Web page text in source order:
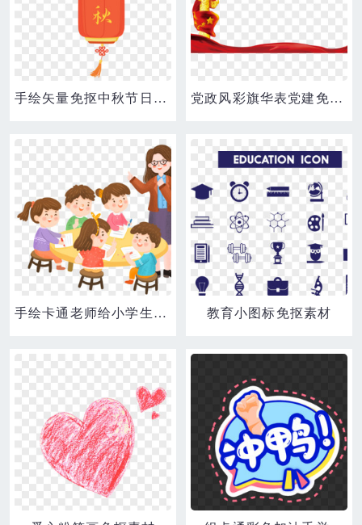
手绘矢量免抠中秋节日灯笼素材 党政风彩旗华表党建免抠素材
手绘卡通老师给小学生们讲课场景免抠素材 教育小图标免抠素材